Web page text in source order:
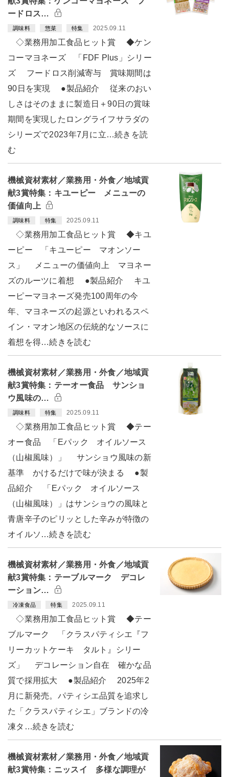
ードロス…
調味料 惣菜 特集 2025.09.11
◇業務用加工食品ヒット賞 ◆ケン
コーマヨネーズ 「FDF Plus」シリー
ズ フードロス削減寄与 賞味期間は
90日を実現 ●製品紹介 従来のおい
しさはそのままに製造日＋90日の賞味
期間を実現したロングライフサラダの
シリーズで2023年7月に立…続きを読
む
機械資材素材／業務用・外食／地域貢
献3賞特集：キユーピー メニューの
価値向上
調味料 特集 2025.09.11
◇業務用加工食品ヒット賞 ◆キユ
ーピー 「キユーピー マオンソー
ス」 メニューの価値向上 マヨネー
ズのルーツに着想 ●製品紹介 キユ
ーピーマヨネーズ発売100周年の今
年、マヨネーズの起源といわれるスペ
イン・マオン地区の伝統的なソースに
着想を得…続きを読む
機械資材素材／業務用・外食／地域貢
献3賞特集：テーオー食品 サンショ
ウ風味の…
調味料 特集 2025.09.11
◇業務用加工食品ヒット賞 ◆テー
オー食品 「Eパック オイルソース
（山椒風味）」 サンショウ風味の新
基準 かけるだけで味が決まる ●製
品紹介 「Eパック オイルソース
（山椒風味）」はサンショウの風味と
青唐辛子のピリッとした辛みが特徴の
オイルソ…続きを読む
機械資材素材／業務用・外食／地域貢
献3賞特集：テーブルマーク デコレ
ーション…
冷凍食品 特集 2025.09.11
◇業務用加工食品ヒット賞 ◆テー
ブルマーク 「クラスパティシエ『フ
リーカットケーキ タルト』シリー
ズ」 デコレーション自在 確かな品
質で採用拡大 ●製品紹介 2025年2
月に新発売。パティシエ品質を追求し
た「クラスパティシエ」ブランドの冷
凍タ…続きを読む
機械資材素材／業務用・外食／地域貢
献3賞特集：ニッスイ 多様な調理が